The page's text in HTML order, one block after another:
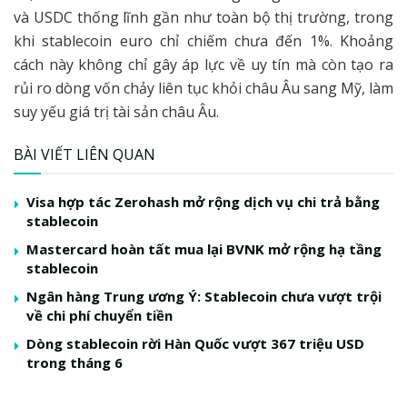
và USDC thống lĩnh gần như toàn bộ thị trường, trong
khi stablecoin euro chỉ chiếm chưa đến 1%. Khoảng
cách này không chỉ gây áp lực về uy tín mà còn tạo ra
rủi ro dòng vốn chảy liên tục khỏi châu Âu sang Mỹ, làm
suy yếu giá trị tài sản châu Âu.
BÀI VIẾT LIÊN QUAN
Visa hợp tác Zerohash mở rộng dịch vụ chi trả bằng
stablecoin
Mastercard hoàn tất mua lại BVNK mở rộng hạ tầng
stablecoin
Ngân hàng Trung ương Ý: Stablecoin chưa vượt trội
về chi phí chuyển tiền
Dòng stablecoin rời Hàn Quốc vượt 367 triệu USD
trong tháng 6